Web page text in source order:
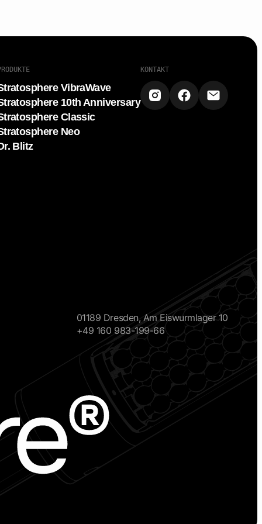
VibraWave
10th Anniversary
Classic
Neo
Blitz
KONTAKT
01189 Dresden, Am Eiswurmlager 10
+49 160 983-199-66